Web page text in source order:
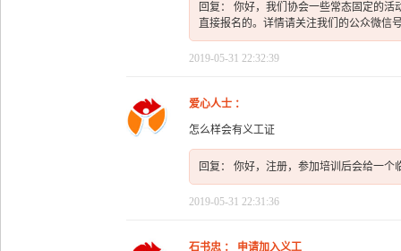
回复： 你好，我们协会一些常态固定的
直接报名的。详情请关注我们的公众微信
2019-05-31 22:32:39
爱心人士 ：
怎么样会有义工证
回复： 你好，注册，参加培训后会给一
2019-05-31 22:31:36
石书忠 ： 申请加入义工